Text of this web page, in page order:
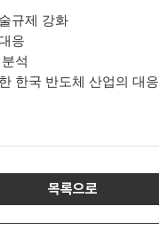
규제 강화
응
석
한국 반도체 산업의 대응
목록으로